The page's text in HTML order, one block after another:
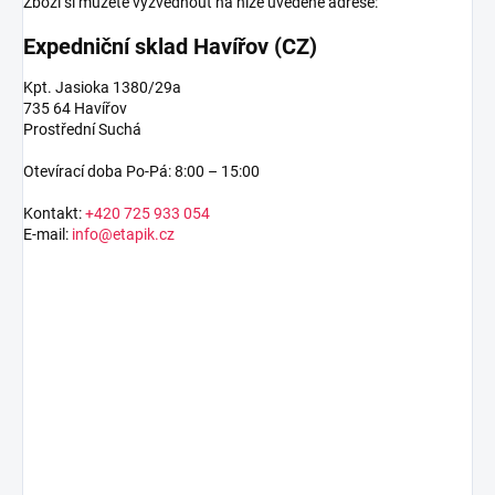
Expedniční sklad Havířov (CZ)
Kpt. Jasioka 1380/29a
735 64 Havířov
Prostřední Suchá
Otevírací doba Po-Pá: 8:00 – 15:00
Kontakt:+420 725 933 054
E-mail: info@etapik.cz